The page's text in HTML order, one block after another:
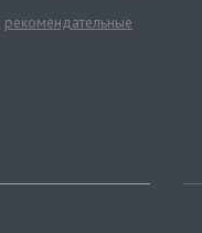
рекомендательные